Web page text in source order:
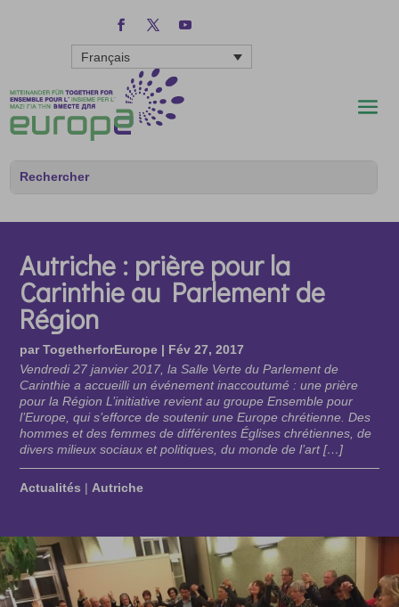
Français
Autriche : prière pour la
Carinthie au Parlement de
Région
parTogetherforEurope | Fév 27, 2017
Vendredi 27 janvier 2017, la Salle Verte du Parlement de
Carinthie a accueilli un événement inaccoutumé : une prière
pour la Région L’initiative revient au groupe Ensemble pour
l’Europe, qui s’efforce de soutenir une Europe chrétienne. Des
hommes et des femmes de différentes Églises chrétiennes, de
divers milieux sociaux et politiques, du monde de l’art […]
Actualités | Autriche